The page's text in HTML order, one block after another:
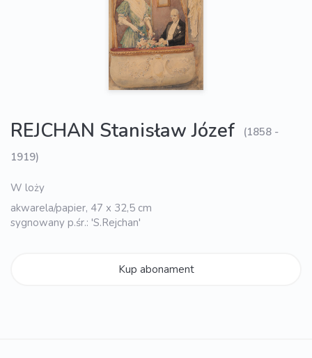
REJCHAN Stanisław Józef
(1858 -
1919)
W loży
akwarela/papier, 47 x 32,5 cm
sygnowany p.śr.: 'S.Rejchan'
Kup abonament